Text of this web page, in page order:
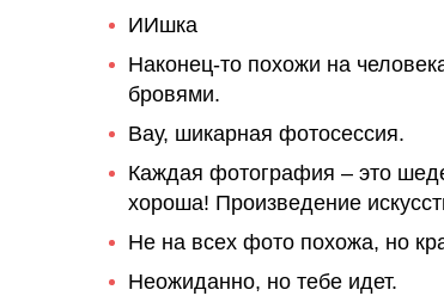
ИИшка
Наконец-то похожи на
бровями.
Вау, шикарная фотосессия.
Каждая фотография – это
хороша! Произведение
Не на всех фото похожа, но
Неожиданно, но тебе идет.